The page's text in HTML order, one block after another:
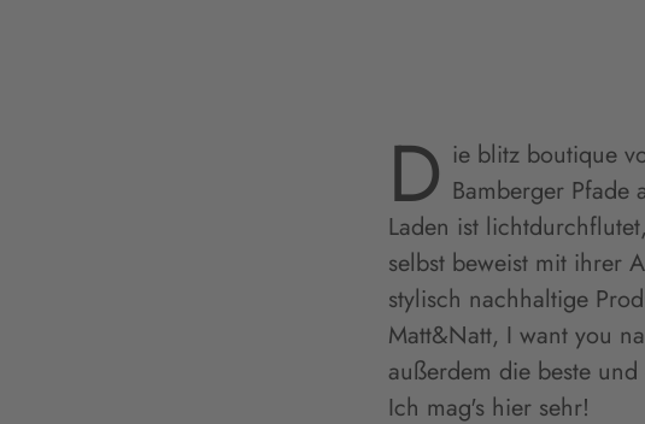
D ie blitz boutique
Bamberger Pfade
Laden ist
selbst beweist mit ihrer
stylisch nachhaltige
Matt&Natt, I want you
außerdem die beste
Ich mag's hier sehr!